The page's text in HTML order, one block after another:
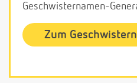
Geschwisternamen-
Zum